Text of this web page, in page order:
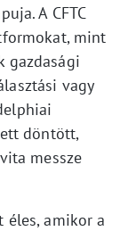
A CFTC
mint
gazdasági
vagy
döntött,
messze
éles, amikor a